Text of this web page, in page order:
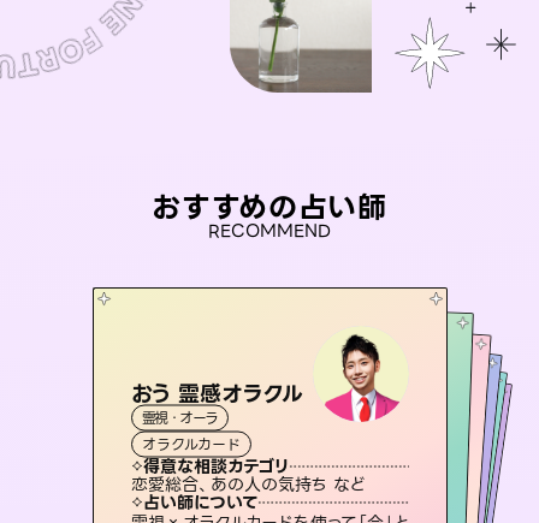
おすすめの占い師
RECOMMEND
おう 霊感オラクル
霊視・オーラ
オラクルカード
得意な相談カテゴリ
恋愛総合、あの人の気持ち など
占い師について
セラピスト理恵
霊視・オーラ
スピリチュアル・リーディング
得意な相談カテゴリ
片想い、二人の未来、年の差 など
占い師について
桃源珠羽 とうげんみう）
霊視・オーラ
スピリチュアル・リーディング
得意な相談カテゴリ
片想い、あの人の気持ち、復縁 など
占い師について
未来視師＊花
霊視・オーラ
スピリチュアル・リーディング
得意な相談カテゴリ
出逢い、片想い、復縁 など
占い師について
スピリチュアル・リーディング
得意な相談カテゴリ
片想い、あの人の気持ち、復縁 など
占い師について
西洋占星術 タロット
ルーン
得意な相談カテゴリ
恋愛総合、片想い、二人の未来 など